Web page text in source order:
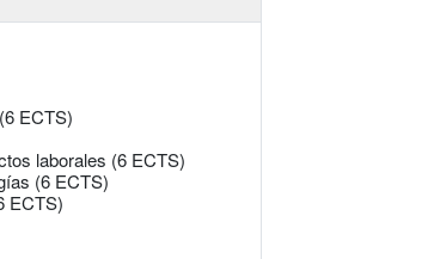
ECTS)
laborales (6 ECTS)
(6 ECTS)
ECTS)